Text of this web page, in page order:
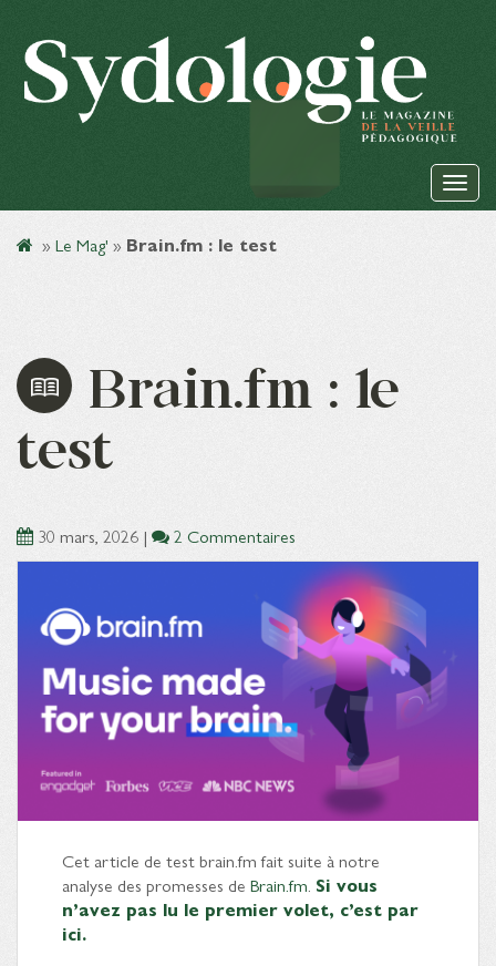
» Le Mag' » Brain.fm : le test
Brain.fm : le
test
30 mars, 2026 | 2 Commentaires
Cet article de test brain.fm fait suite à notre
analyse des promesses de Brain.fm. Si vous
n’avez pas lu le premier volet, c’est par
ici.